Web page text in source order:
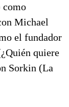
como
Michael
el fundador
quiere
Sorkin (La